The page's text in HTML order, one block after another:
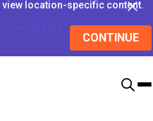
location-specific content.
CONTINUE